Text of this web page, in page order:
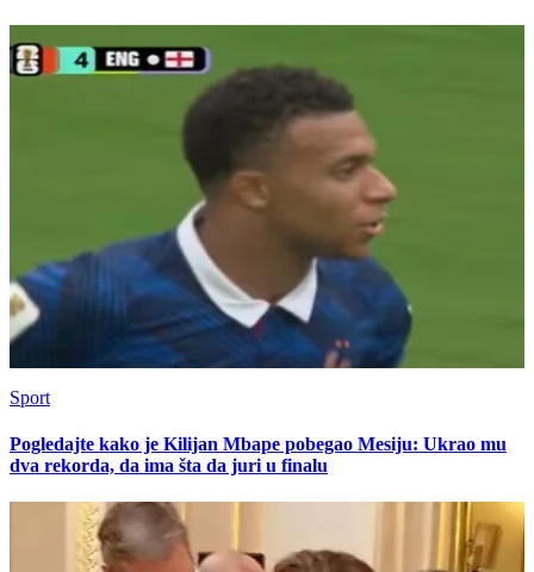
Sport
Pogledajte kako je Kilijan Mbape pobegao Mesiju: Ukrao mu
dva rekorda, da ima šta da juri u finalu